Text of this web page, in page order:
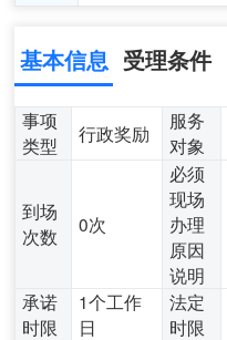
基本信息 受理条件
事项
类型
行政奖励
服务
对象
到场
次数
0次
必须
现场
办理
原因
说明
承诺
时限
1个工作
日
法定
时限